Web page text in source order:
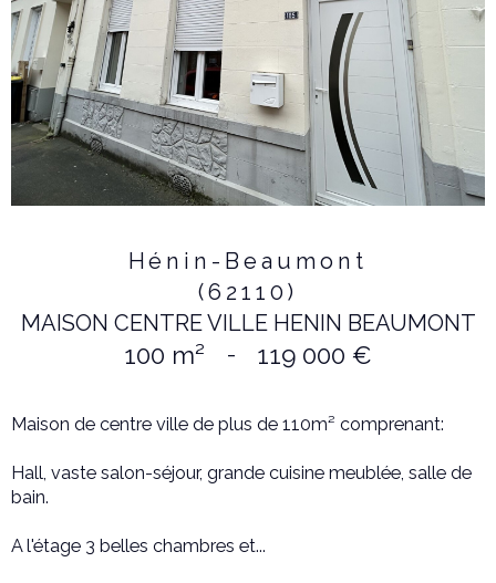
Hénin-Beaumont
(62110)
MAISON CENTRE VILLE HENIN BEAUMONT
100 m² - 119 000 €
Maison de centre ville de plus de 110m² comprenant:
Hall, vaste salon-séjour, grande cuisine meublée, salle de
bain.
A l'étage 3 belles chambres et...